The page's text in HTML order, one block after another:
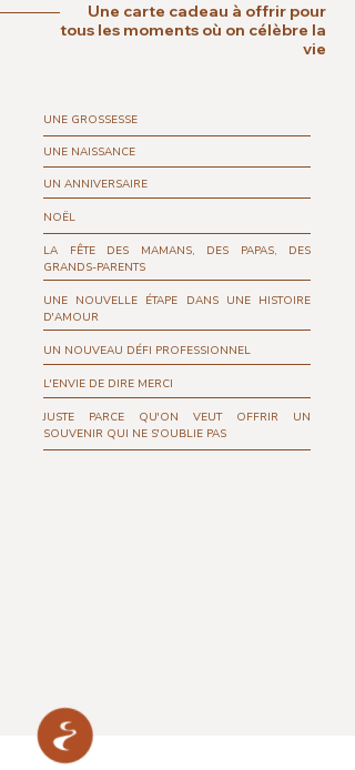
Une carte cadeau à offrir pour
tous les moments où on célèbre la
vie
UNE GROSSESSE
UNE NAISSANCE
UN ANNIVERSAIRE
NOËL
LA FÊTE DES MAMANS, DES PAPAS, DES
GRANDS-PARENTS
UNE NOUVELLE ÉTAPE DANS UNE HISTOIRE
D'AMOUR
UN NOUVEAU DÉFI PROFESSIONNEL
L'ENVIE DE DIRE MERCI
JUSTE PARCE QU'ON VEUT OFFRIR UN
SOUVENIR QUI NE S'OUBLIE PAS